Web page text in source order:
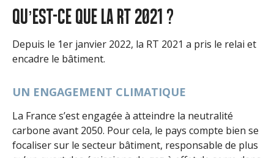
QU’EST-CE QUE LA RT 2021 ?
Depuis le 1er janvier 2022, la RT 2021 a pris le relai et
encadre le bâtiment.
UN ENGAGEMENT CLIMATIQUE
La France s’est engagée à atteindre la neutralité
carbone avant 2050. Pour cela, le pays compte bien se
focaliser sur le secteur bâtiment, responsable de plus